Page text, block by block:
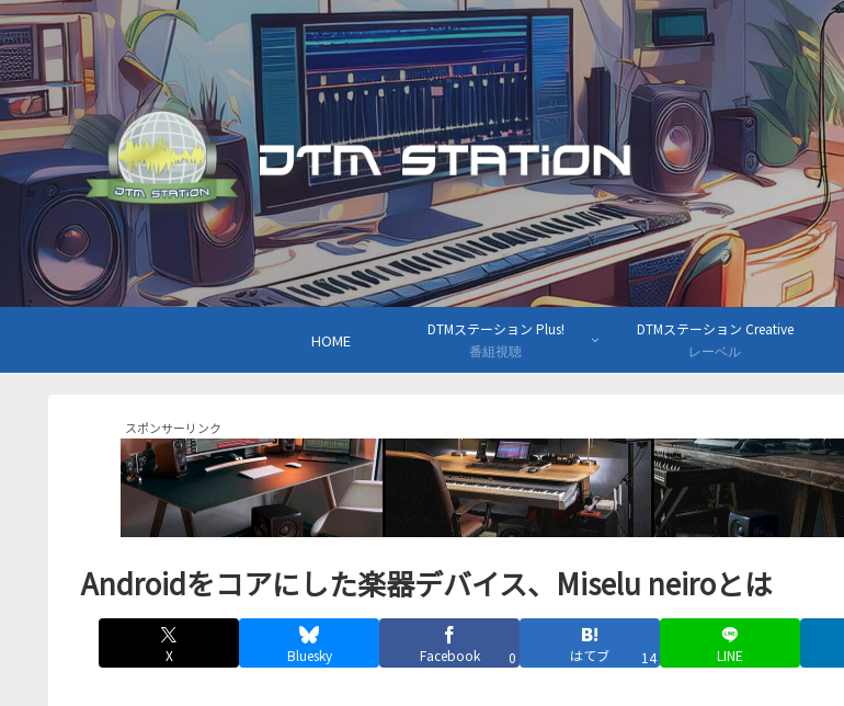
HOME
DTMステーション Plus!
番組視聴
DTMステーション Creative
レーベル
スポンサーリンク
Androidをコアにした楽器デバイス、Miselu neiroとは
X Bluesky Facebook 0 はてブ 14 LINE